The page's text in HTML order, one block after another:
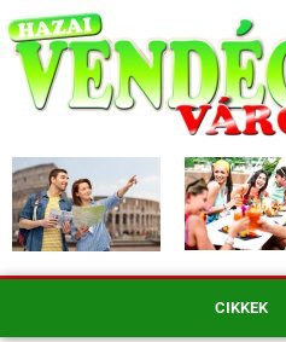
CIKKEK